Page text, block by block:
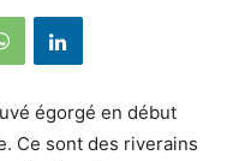
égorgé en début
Ce sont des riverains